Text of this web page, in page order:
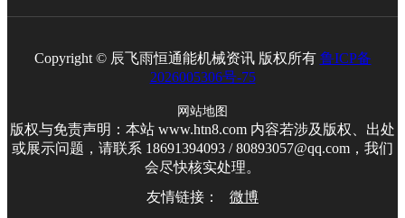
Copyright © 辰飞雨恒通能机械资讯 版权所有 鲁ICP备
2026005306号-75
网站地图
版权与免责声明：本站 www.htn8.com 内容若涉及版权、出处
或展示问题，请联系 18691394093 / 80893057@qq.com，我们
会尽快核实处理。
友情链接：
微博